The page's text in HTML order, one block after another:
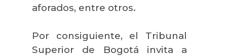
aforados, entre otros.
Por consiguiente, el Tribunal
Superior de Bogotá invita a